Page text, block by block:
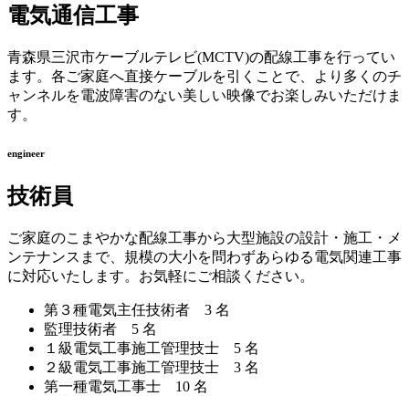
電気通信工事
青森県三沢市ケーブルテレビ(MCTV)の配線工事を行ってい
ます。各ご家庭へ直接ケーブルを引くことで、より多くのチ
ャンネルを電波障害のない美しい映像でお楽しみいただけま
す。
engineer
技術員
ご家庭のこまやかな配線工事から大型施設の設計・施工・メ
ンテナンスまで、規模の大小を問わずあらゆる電気関連工事
に対応いたします。お気軽にご相談ください。
第３種電気主任技術者 3 名
監理技術者 5 名
１級電気工事施工管理技士 5 名
２級電気工事施工管理技士 3 名
第一種電気工事士 10 名